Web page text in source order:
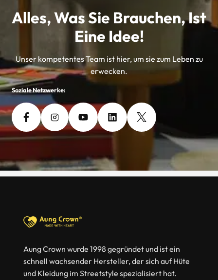
Alles, Was Sie Brauchen, Ist
Eine Idee!
Unser kompetentes Team ist hier, um sie zum Leben zu
erwecken.
Soziale Netzwerke:
Aung Crown wurde 1998 gegründet und ist ein
schnell wachsender Hersteller, der sich auf Hüte
und Kleidung im Streetstyle spezialisiert hat.